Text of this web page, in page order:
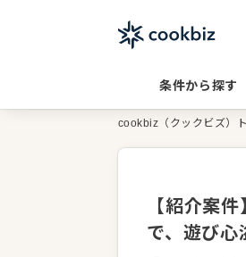
条件から探す
cookbiz（クックビズ）
【紹介案
で、遊び心